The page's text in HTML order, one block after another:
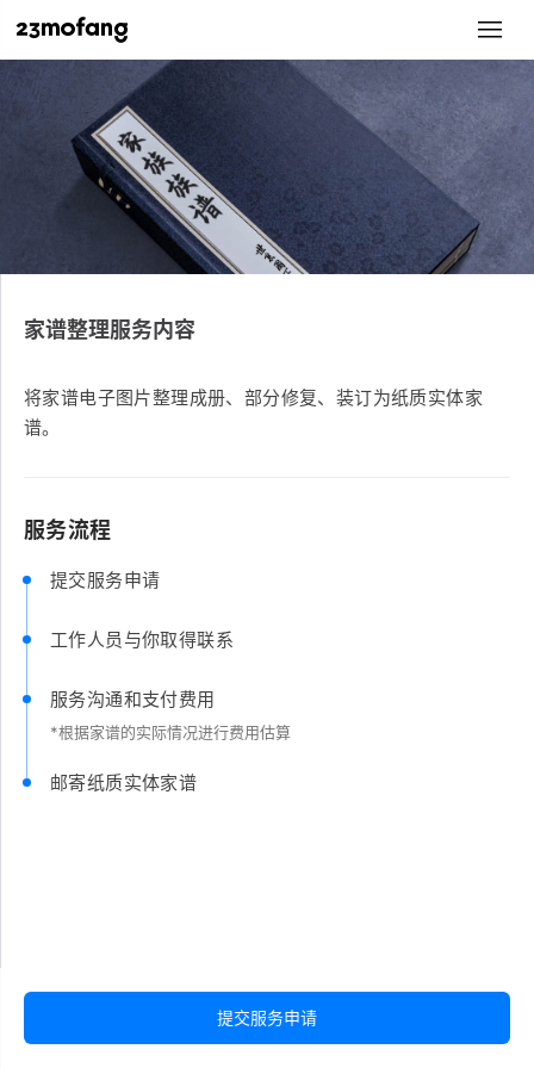
家谱整理服务内容
将家谱电子图片整理成册、部分修复、装订为纸质实体家
谱。
服务流程
提交服务申请
工作人员与你取得联系
服务沟通和支付费用
*根据家谱的实际情况进行费用估算
邮寄纸质实体家谱
提交服务申请